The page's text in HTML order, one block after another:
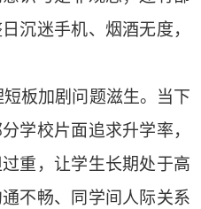
沉迷手机、烟酒无度，
板加剧问题滋生。当下
学校片面追求升学率，
重，让学生长期处于高
不畅、同学间人际关系